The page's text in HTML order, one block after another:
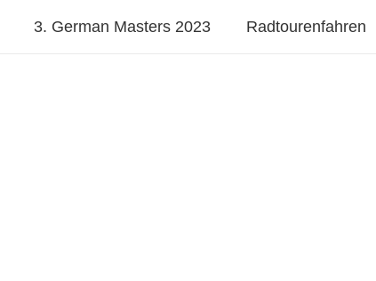
3. German Masters 2023 Radtourenfahren